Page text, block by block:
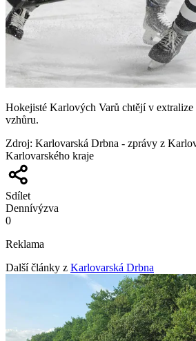
Hokejisté Karlových Varů chtějí v extralize
vzhůru.
Zdroj: Karlovarská Drbna - zprávy z
Karlovarského kraje
Sdílet
Dennívýzva
0
Reklama
Další články z Karlovarská Drbna